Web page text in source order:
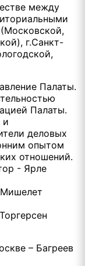
между
г.Санкт-
Палаты.
Палаты.
и
деловых
опытом
отношений.
- Ярле
– Багреев